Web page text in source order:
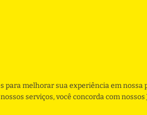
para melhorar sua experiência em
serviços, você concorda com nossos